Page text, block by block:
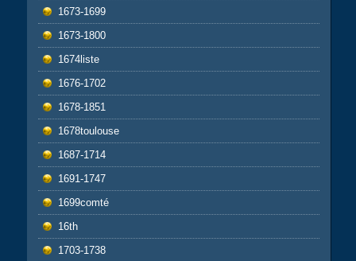
1673-1699
1673-1800
1674liste
1676-1702
1678-1851
1678toulouse
1687-1714
1691-1747
1699comté
16th
1703-1738